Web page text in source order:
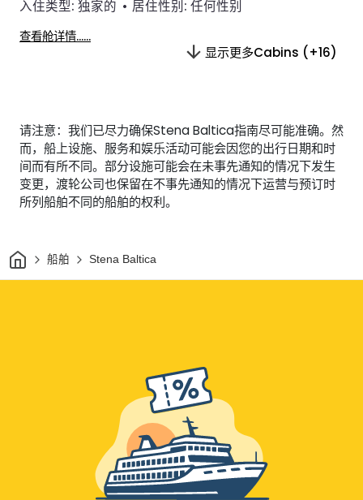
入住类型: 独家的 • 居住性别:任何性别
查看舱详情……
显示更多Cabins (+16)
请注意：我们已尽力确保Stena Baltica指南尽可能准确。然
而，船上设施、服务和娱乐活动可能会因您的出行日期和时
间而有所不同。部分设施可能会在未事先通知的情况下发生
变更，渡轮公司也保留在不事先通知的情况下运营与预订时
所列船舶不同的船舶的权利。
家 船舶 Stena Baltica